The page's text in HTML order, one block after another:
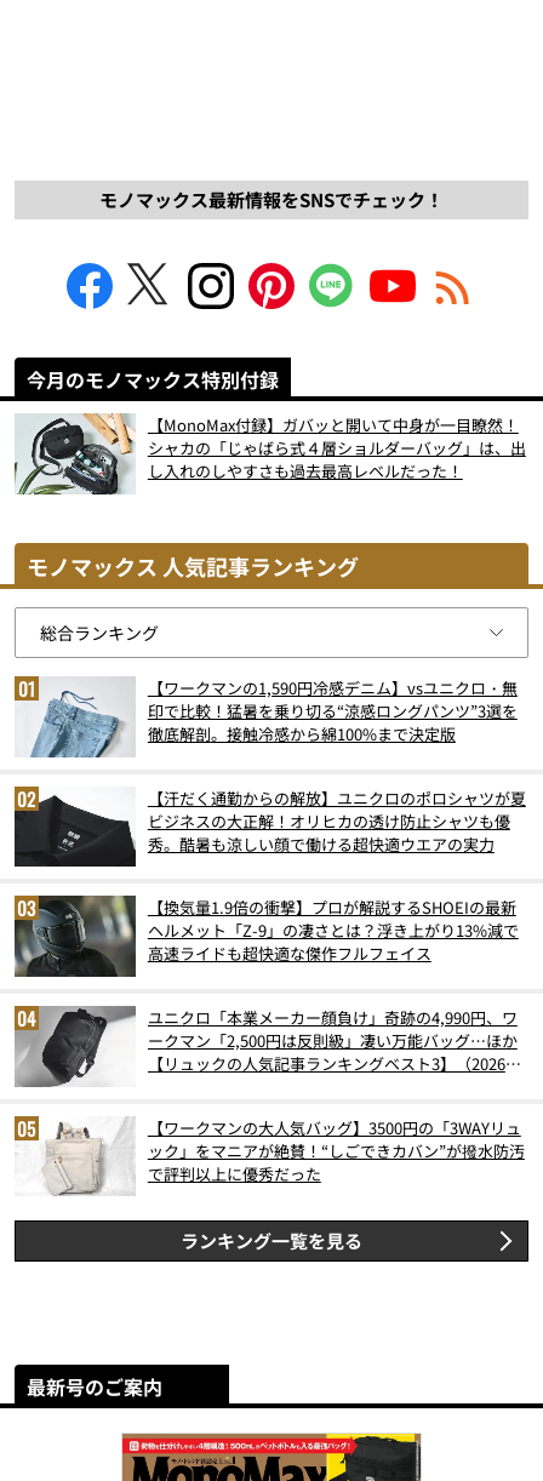
モノマックス最新情報をSNSでチェック！
今月のモノマックス特別付録
【MonoMax付録】ガバッと開いて中身が一目瞭然！
シャカの「じゃばら式４層ショルダーバッグ」は、出
し入れのしやすさも過去最高レベルだった！
モノマックス 人気記事ランキング
【ワークマンの1,590円冷感デニム】vsユニクロ・無
印で比較！猛暑を乗り切る“涼感ロングパンツ”3選を
徹底解剖。接触冷感から綿100%まで決定版
【汗だく通勤からの解放】ユニクロのポロシャツが夏
ビジネスの大正解！オリヒカの透け防止シャツも優
秀。酷暑も涼しい顔で働ける超快適ウエアの実力
【換気量1.9倍の衝撃】プロが解説するSHOEIの最新
ヘルメット「Z-9」の凄さとは？浮き上がり13%減で
高速ライドも超快適な傑作フルフェイス
ユニクロ「本業メーカー顔負け」奇跡の4,990円、ワ
ークマン「2,500円は反則級」凄い万能バッグ…ほか
【リュックの人気記事ランキングベスト3】（2026年
【ワークマンの大人気バッグ】3500円の「3WAYリュ
ック」をマニアが絶賛！“しごできカバン”が撥水防汚
で評判以上に優秀だった
ランキング一覧を見る
最新号のご案内